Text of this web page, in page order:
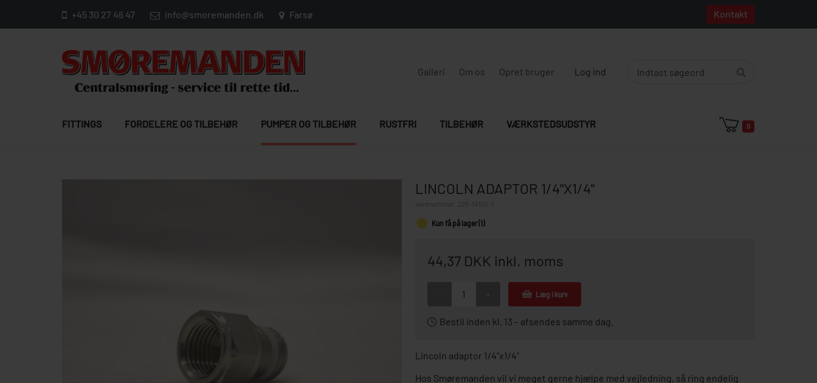
+45 30 27 46 47 info@smoremanden.dk Farsø Kontakt
Galleri Om os Opret bruger Log ind
FITTINGS FORDELERE OG TILBEHØR PUMPER OG TILBEHØR RUSTFRI TILBEHØR VÆRKSTEDSUDSTYR 0
LINCOLN ADAPTOR 1/4"X1/4"
226-14105-1
Kun få på lager (1)
44,37 DKK inkl. moms
Læg i kurv
Bestil inden kl. 13 – afsendes samme dag.
Lincoln adaptor 1/4"x1/4"
Hos Smøremanden vil vi meget gerne hjælpe med vejledning, så ring endelig